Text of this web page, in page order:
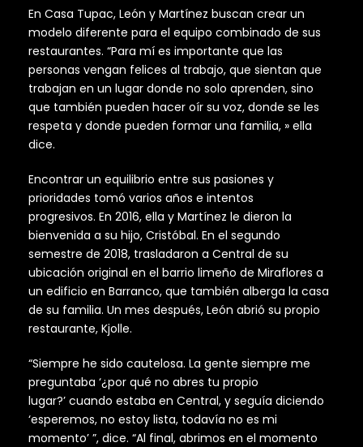
En Casa Tupac, León y Martínez buscan crear un
modelo diferente para el equipo combinado de sus
restaurantes. “Para mí es importante que las
personas vengan felices al trabajo, que sientan que
trabajan en un lugar donde no solo aprenden, sino
que también pueden hacer oír su voz, donde se les
respeta y donde pueden formar una familia, » ella
dice.
Encontrar un equilibrio entre sus pasiones y
prioridades tomó varios años e intentos
progresivos. En 2016, ella y Martínez le dieron la
bienvenida a su hijo, Cristóbal. En el segundo
semestre de 2018, trasladaron a Central de su
ubicación original en el barrio limeño de Miraflores a
un edificio en Barranco, que también alberga la casa
de su familia. Un mes después, León abrió su propio
restaurante, Kjolle.
“Siempre he sido cautelosa. La gente siempre me
preguntaba ‘¿por qué no abres tu propio
lugar?’ cuando estaba en Central, y seguía diciendo
‘esperemos, no estoy lista, todavía no es mi
momento’ ”, dice. “Al final, abrimos en el momento